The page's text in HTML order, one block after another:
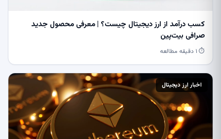
کسب درآمد از ارز دیجیتال چیست؟ | معرفی محصول جدید
صرافی بیت‌پین
⏱ ۱ دقیقه مطالعه
اخبار ارز دیجیتال